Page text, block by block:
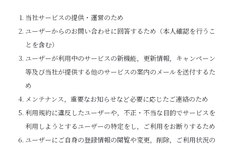
当社サービスの提供・運営のため
ユーザーからのお問い合わせに回答するため（本人確認を行うこ
とを含む）
ユーザーが利用中のサービスの新機能，更新情報，キャンペーン
等及び当社が提供する他のサービスの案内のメールを送付するた
め
メンテナンス，重要なお知らせなど必要に応じたご連絡のため
利用規約に違反したユーザーや，不正・不当な目的でサービスを
利用しようとするユーザーの特定をし，ご利用をお断りするため
ユーザーにご自身の登録情報の閲覧や変更，削除，ご利用状況の